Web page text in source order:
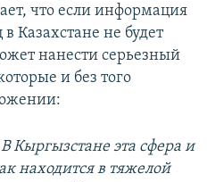
что если информация
Казахстане не будет
нанести серьезный
и без того
Кыргызстане эта сфера и
находится в тяжелой